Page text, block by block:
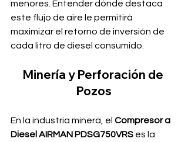
menores. Entender dónde destaca
este flujo de aire le permitirá
maximizar el retorno de inversión de
cada litro de diesel consumido.
Minería y Perforación de
Pozos
En la industria minera, el Compresor a
Diesel AIRMAN PDSG750VRS es la